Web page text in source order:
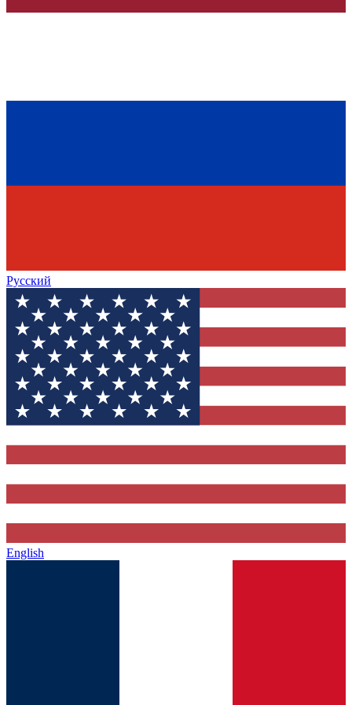
Русский
English